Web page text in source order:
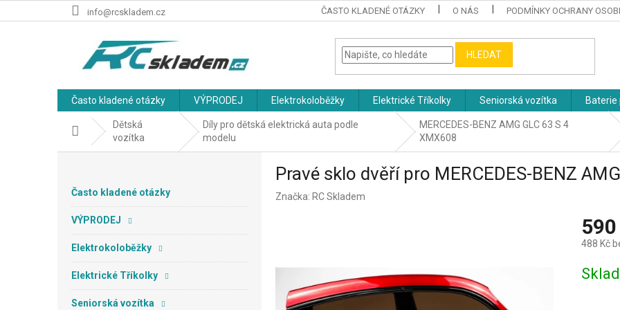
na
info@rcskladem.cz ČASTO KLADENÉ OTÁZKY O NÁS PODMÍNKY OCHRANY
HLEDAT
Často kladené otázky VÝPRODEJ Elektrokoloběžky Elektrické Tříkolky Seniorská vozítka Baterie
Domů
Dětská
vozítka
Díly pro dětská elektrická auta podle
modelu
MERCEDES-BENZ AMG GLC 63 S 4
XMX608
Často kladené otázky
VÝPRODEJ
Elektrokoloběžky
Elektrické Tříkolky
Seniorská vozítka
Pravé sklo dvěří pro MERCEDES-BENZ
Značka: RC Skladem
488 Kč
cena: